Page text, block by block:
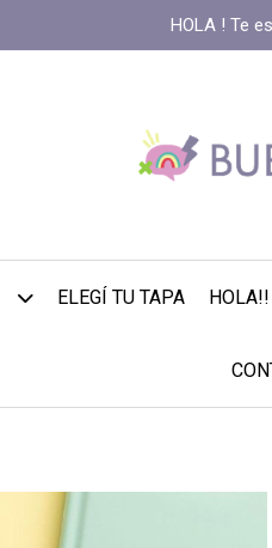
HOLA ! Te
ELEGÍ TU TAPA HOLA!!